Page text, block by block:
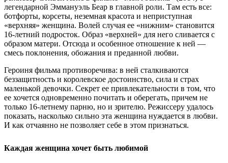
легендарной Эммануэль Беар в главной роли. Там есть все:
ботфорты, корсеты, неземная красота и неприступная
«верхняя» женщина. Волей случая ее «нижним» становится
16-летний подросток. Образ «верхней» для него сливается с
образом матери. Отсюда и особенное отношение к ней —
смесь поклонения, обожания и преданной любви.
Героиня фильма противоречива: в ней сталкиваются
беззащитность и королевское достоинство, сила и страх
маленькой девочки. Секрет ее привлекательности в том, что
ее хочется одновременно почитать и оберегать, причем не
только 16-летнему парню, но и зрителю. Режиссеру удалось
показать, насколько сильно эта женщина нуждается в любви.
И как отчаянно не позволяет себе в этом признаться.
Каждая женщина хочет быть любимой